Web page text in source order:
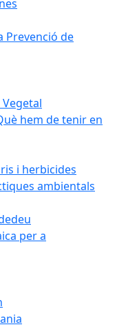
Prevenció de
hem de tenir en
i herbicides
ambientals
per a